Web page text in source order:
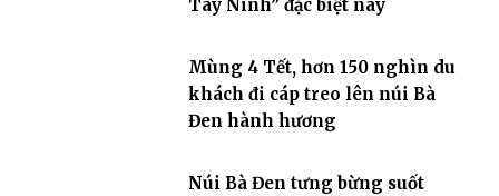
Tây Ninh” đặc biệt này
Mùng 4 Tết, hơn 150 nghìn du
khách đi cáp treo lên núi Bà
Đen hành hương
Núi Bà Đen tưng bừng suốt